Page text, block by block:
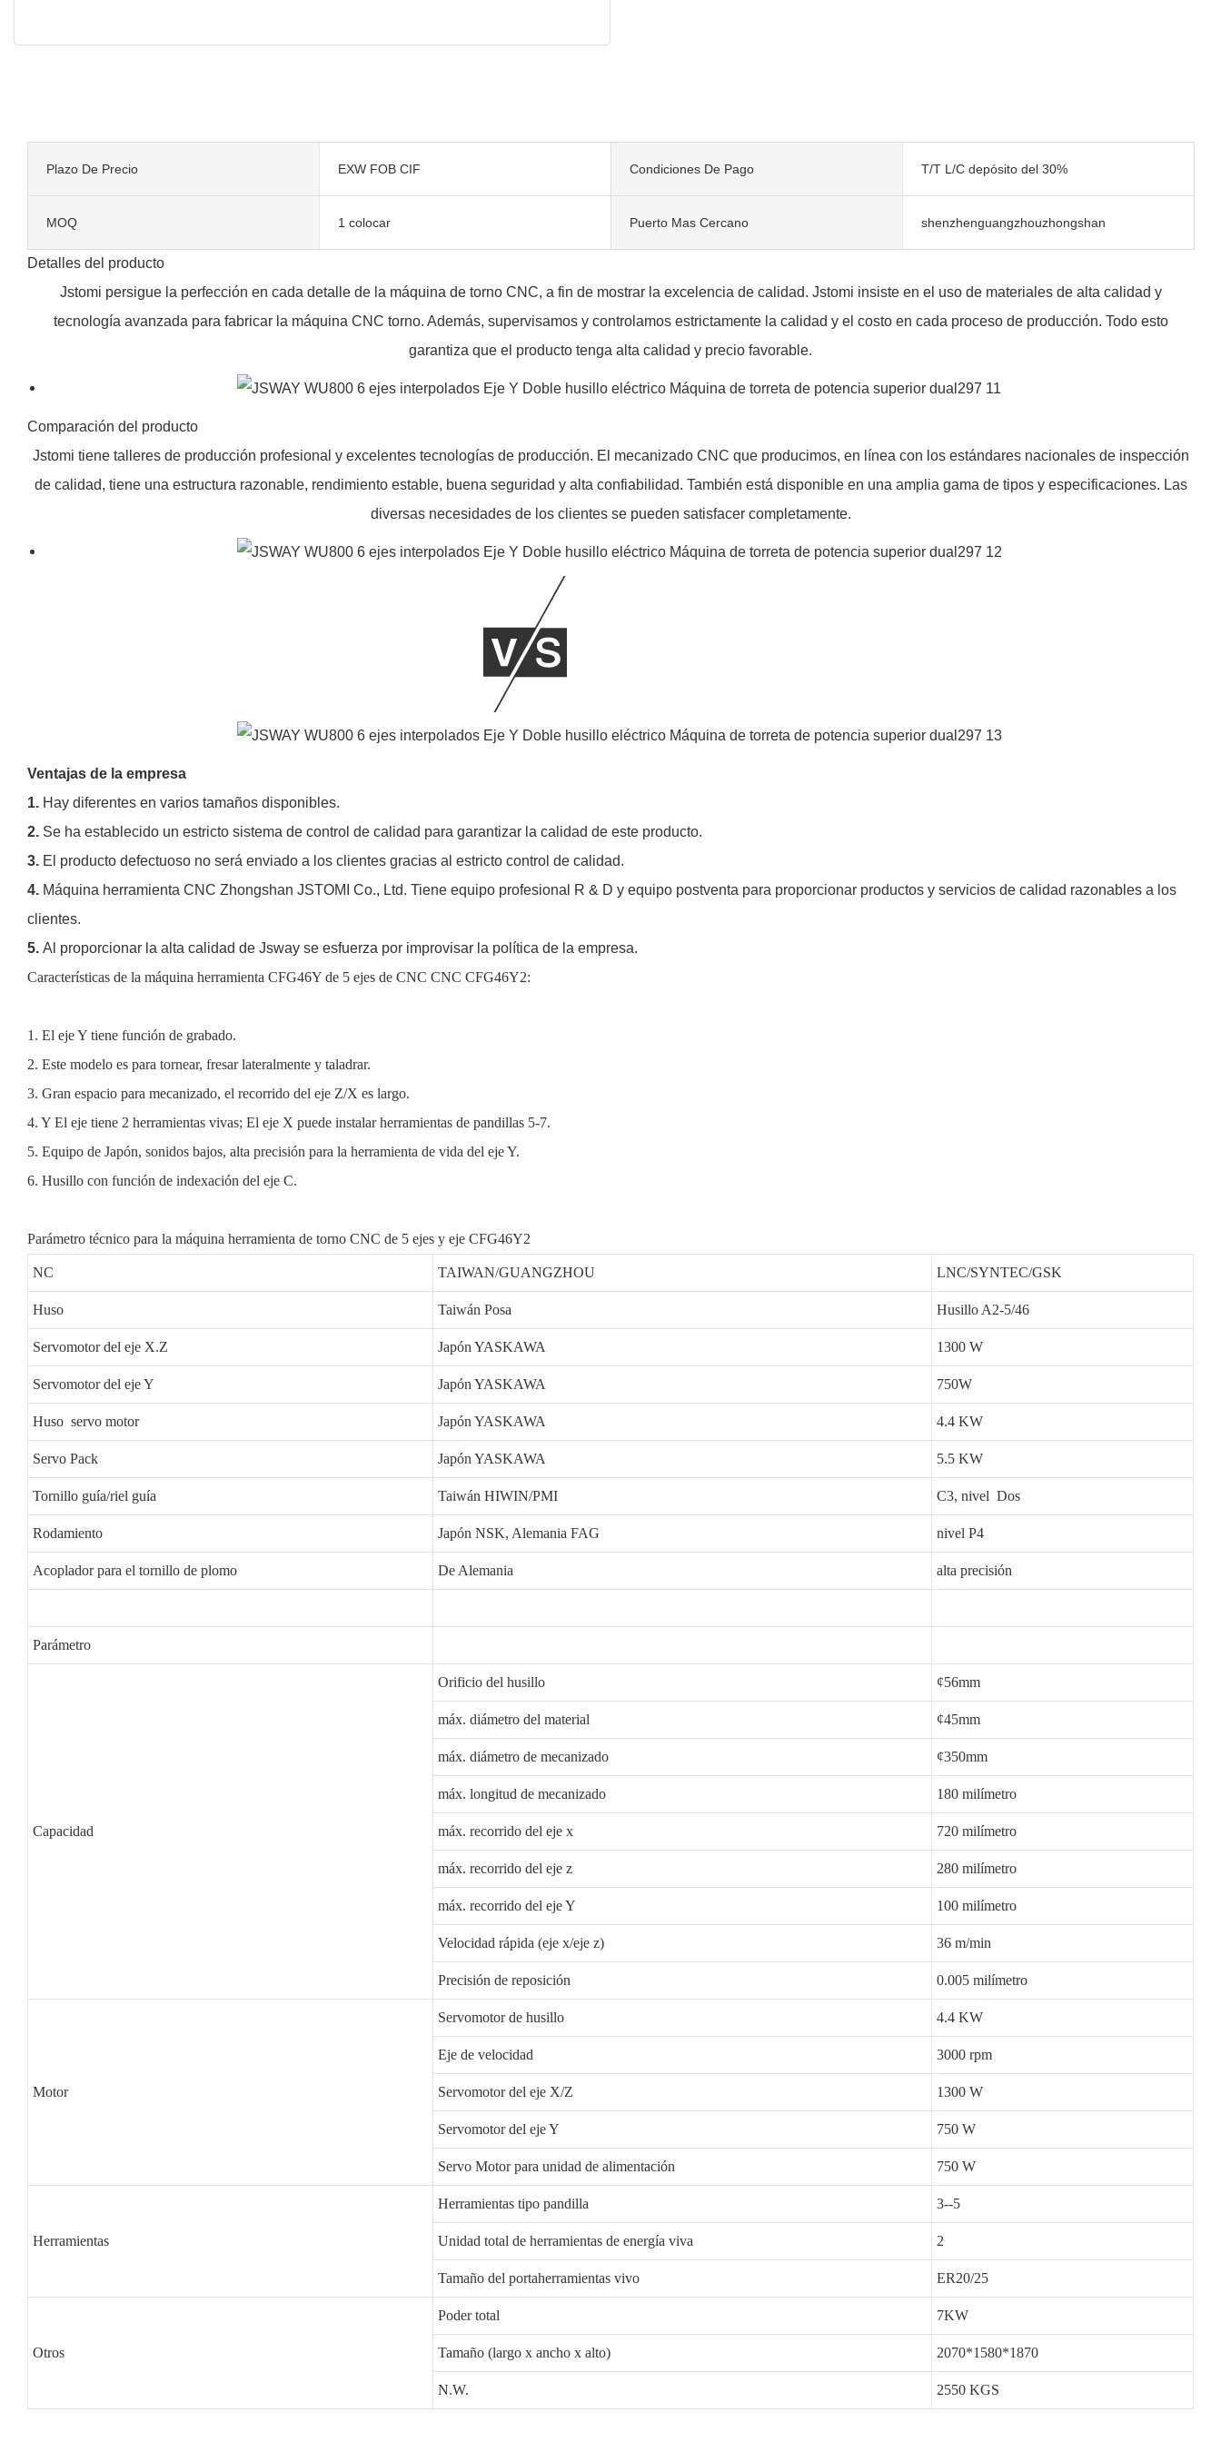
Plazo De Precio EXW FOB CIF Condiciones De Pago T/T L/C depósito del 30%
MOQ 1 colocar Puerto Mas Cercano shenzhenguangzhouzhongshan
Detalles del producto
Jstomi persigue la perfección en cada detalle de la máquina de torno CNC, a fin de mostrar la excelencia de calidad. Jstomi insiste en el uso de materiales de alta calidad y
tecnología avanzada para fabricar la máquina CNC torno. Además, supervisamos y controlamos estrictamente la calidad y el costo en cada proceso de producción. Todo esto
garantiza que el producto tenga alta calidad y precio favorable.
Comparación del producto
Jstomi tiene talleres de producción profesional y excelentes tecnologías de producción. El mecanizado CNC que producimos, en línea con los estándares nacionales de inspección
de calidad, tiene una estructura razonable, rendimiento estable, buena seguridad y alta confiabilidad. También está disponible en una amplia gama de tipos y especificaciones. Las
diversas necesidades de los clientes se pueden satisfacer completamente.
Ventajas de la empresa
1. Hay diferentes en varios tamaños disponibles.
2. Se ha establecido un estricto sistema de control de calidad para garantizar la calidad de este producto.
3. El producto defectuoso no será enviado a los clientes gracias al estricto control de calidad.
4. Máquina herramienta CNC Zhongshan JSTOMI Co., Ltd. Tiene equipo profesional R & D y equipo postventa para proporcionar productos y servicios de calidad razonables a los
clientes.
5. Al proporcionar la alta calidad de Jsway se esfuerza por improvisar la política de la empresa.
Características de la máquina herramienta CFG46Y de 5 ejes de CNC CNC CFG46Y2:
1. El eje Y tiene función de grabado.
2. Este modelo es para tornear, fresar lateralmente y taladrar.
3. Gran espacio para mecanizado, el recorrido del eje Z/X es largo.
4. Y El eje tiene 2 herramientas vivas; El eje X puede instalar herramientas de pandillas 5-7.
5. Equipo de Japón, sonidos bajos, alta precisión para la herramienta de vida del eje Y.
6. Husillo con función de indexación del eje C.
Parámetro técnico para la máquina herramienta de torno CNC de 5 ejes y eje CFG46Y2
NC TAIWAN/GUANGZHOU LNC/SYNTEC/GSK
Huso Taiwán Posa Husillo A2-5/46
Servomotor del eje X.Z Japón YASKAWA 1300 W
Servomotor del eje Y Japón YASKAWA 750W
Huso servo motor Japón YASKAWA 4.4 KW
Servo Pack Japón YASKAWA 5.5 KW
Tornillo guía/riel guía Taiwán HIWIN/PMI C3, nivel Dos
Rodamiento Japón NSK, Alemania FAG nivel P4
Acoplador para el tornillo de plomo De Alemania alta precisión
Parámetro
Capacidad
Orificio del husillo ¢56mm
máx. diámetro del material ¢45mm
máx. diámetro de mecanizado ¢350mm
máx. longitud de mecanizado 180 milímetro
máx. recorrido del eje x 720 milímetro
máx. recorrido del eje z 280 milímetro
máx. recorrido del eje Y 100 milímetro
Velocidad rápida (eje x/eje z) 36 m/min
Precisión de reposición 0.005 milímetro
Motor
Servomotor de husillo 4.4 KW
Eje de velocidad 3000 rpm
Servomotor del eje X/Z 1300 W
Servomotor del eje Y 750 W
Servo Motor para unidad de alimentación 750 W
Herramientas
Herramientas tipo pandilla 3--5
Unidad total de herramientas de energía viva 2
Tamaño del portaherramientas vivo ER20/25
Otros
Poder total 7KW
Tamaño (largo x ancho x alto) 2070*1580*1870
N.W. 2550 KGS